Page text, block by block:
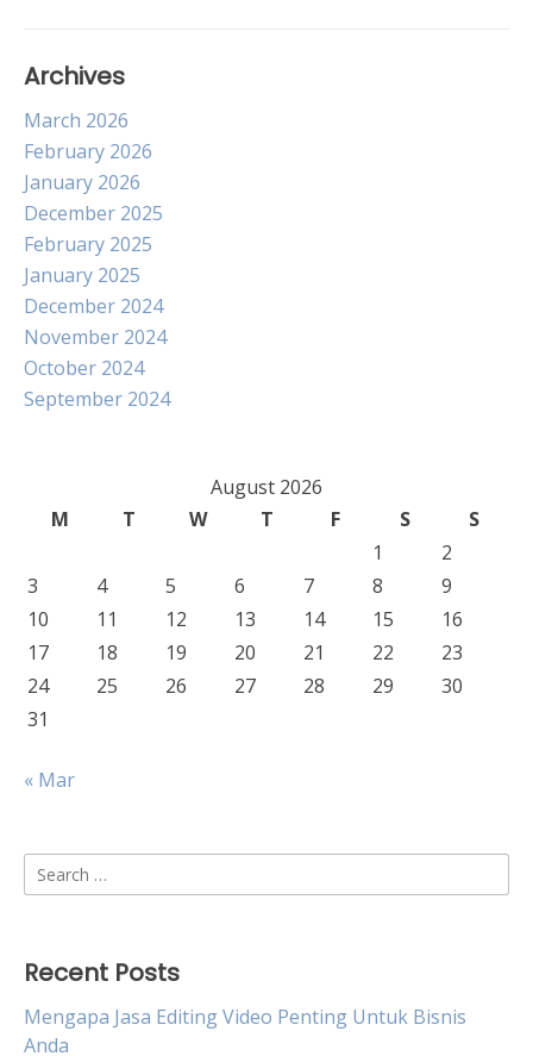
Archives
March 2026
February 2026
January 2026
December 2025
February 2025
January 2025
December 2024
November 2024
October 2024
September 2024
August 2026
M
T W T F S
S
1
2
3
4 5 6 7 8
9
10
11 12 13 14 15
16
17
18 19 20 21 22
23
24
25 26 27 28 29
30
31
« Mar
Search
for:
Recent Posts
Mengapa Jasa Editing Video Penting Untuk Bisnis
Anda